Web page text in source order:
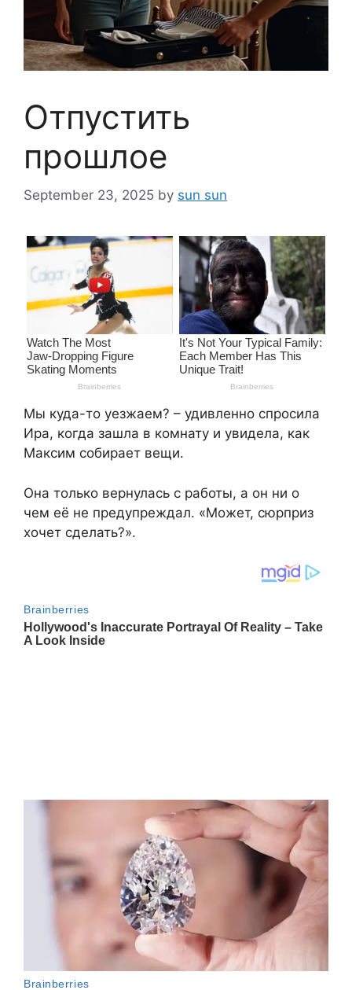
Отпустить
прошлое
September 23, 2025 by sun sun
Мы куда-то уезжаем? – удивленно спросила
Ира, когда зашла в комнату и увидела, как
Максим собирает вещи.
Она только вернулась с работы, а он ни о
чем её не предупреждал. «Может, сюрприз
хочет сделать?».